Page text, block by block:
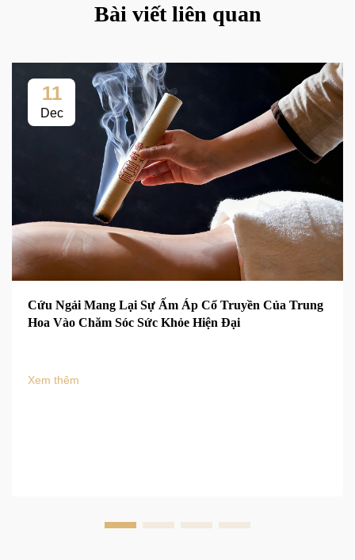
Bài viết liên quan
11
Dec
Cứu Ngải Mang Lại Sự Ấm Áp Cổ Truyền Của Trung
Hoa Vào Chăm Sóc Sức Khỏe Hiện Đại
Xem thêm